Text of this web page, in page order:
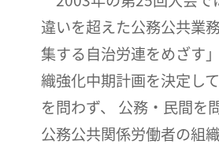
違いを超えた公務公共業
集する自治労連をめざす
織強化中期計画を決定し
を問わず、 公務・民間を
公務公共関係労働者の組